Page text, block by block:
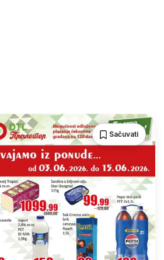
Sačuvati